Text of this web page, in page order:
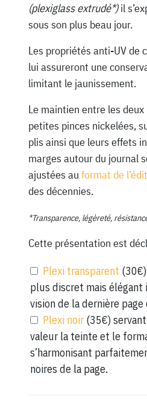
(plexiglass extrudé*)il
sous son plus beau jour.
Les propriétés anti-UV de
lui assureront une
limitant le jaunissement.
Le maintien entre les deux
petites pinces nickelées,
plis ainsi que leurs effets
marges autour du journal
ajustées au format de
des décennies.
*Transparence, légèreté,
Cette présentation est
Plexi transparent
plus discret mais élégant
vision de la dernière
Plexi noir (35€)
valeur la teinte et le
s’harmonisant
noires de la page.